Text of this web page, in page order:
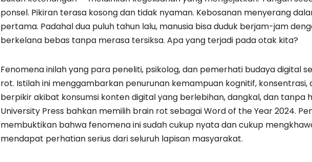
ponsel. Pikiran terasa kosong dan tidak nyaman. Kebosanan menyerang
pertama. Padahal dua puluh tahun lalu, manusia bisa duduk berjam-jam
berkelana bebas tanpa merasa tersiksa. Apa yang terjadi pada otak kita?
Fenomena inilah yang para peneliti, psikolog, dan pemerhati budaya digital
rot. Istilah ini menggambarkan penurunan kemampuan kognitif, konsentrasi,
berpikir akibat konsumsi konten digital yang berlebihan, dangkal, dan tanpa
University Press bahkan memilih brain rot sebagai Word of the Year 2024.
membuktikan bahwa fenomena ini sudah cukup nyata dan cukup
mendapat perhatian serius dari seluruh lapisan masyarakat.